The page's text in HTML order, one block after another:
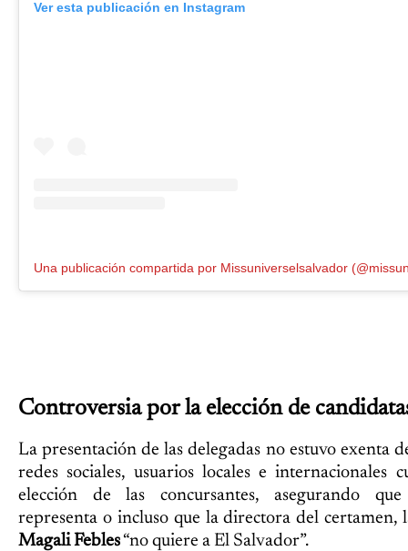
Ver esta publicación en Instagram
Controversia por la elección de
La presentación de las delegadas no estuvo exenta
redes sociales, usuarios locales e internacionales
elección de las concursantes, asegurando
representa o incluso que la directora del certamen,
Magali Febles“no quiere a El Salvador”.